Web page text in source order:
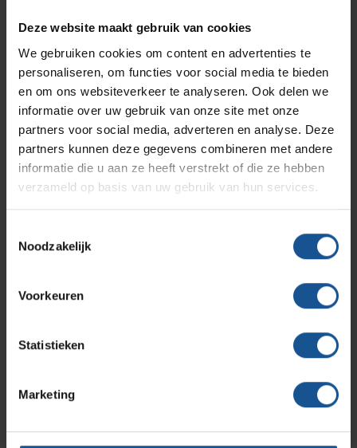
Deze website maakt gebruik van cookies
We gebruiken cookies om content en advertenties te
personaliseren, om functies voor social media te bieden
en om ons websiteverkeer te analyseren. Ook delen we
informatie over uw gebruik van onze site met onze
partners voor social media, adverteren en analyse. Deze
partners kunnen deze gegevens combineren met andere
informatie die u aan ze heeft verstrekt of die ze hebben
verzameld op basis van uw gebruik van hun services.
Noodzakelijk
Voorkeuren
Statistieken
Marketing
Verzenden
Contact informatie
Ohmstraat 8
033-245 8334
Branches
Solutions
RVS Werkplekinrichting
Productlijnen
Medische afvalverpakkingen
Infectiepreventie en hygiëne
Assortiment
Onze merken
Hammerlit
Septodry
Metro
Zarges
Contact
Ons team
Klantcases
Vacatures